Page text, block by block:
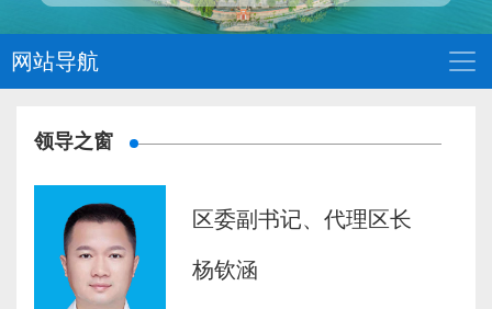
网站导航
领导之窗
区委副书记、代理区长
杨钦涵